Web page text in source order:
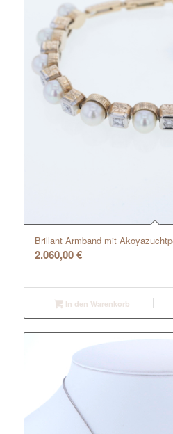
Brillant Armband mit
2.060,00€
In den Warenkorb